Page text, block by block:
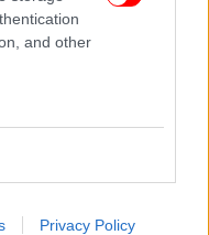
and other
Privacy Policy